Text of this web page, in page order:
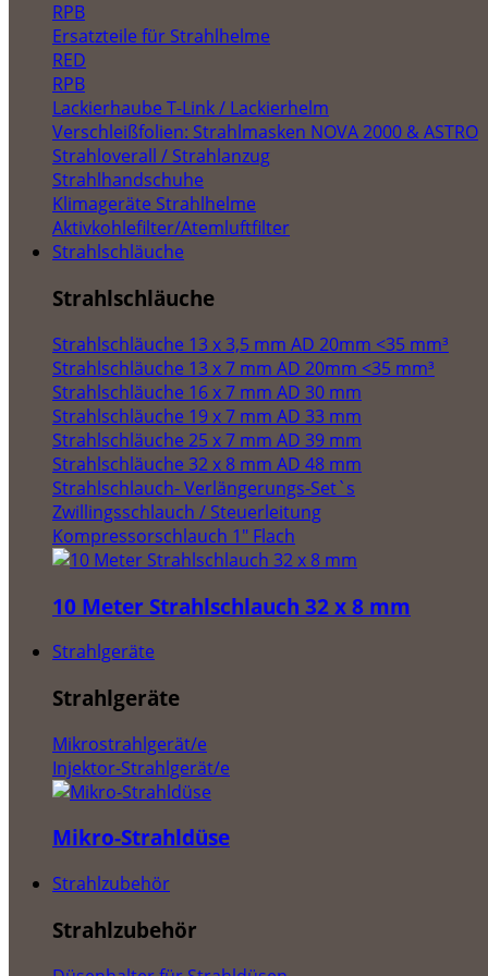
RPB
Ersatzteile für Strahlhelme
RED
RPB
Lackierhaube T-Link / Lackierhelm
Verschleißfolien: Strahlmasken NOVA 2000 & ASTRO
Strahloverall / Strahlanzug
Strahlhandschuhe
Klimageräte Strahlhelme
Aktivkohlefilter/Atemluftfilter
Strahlschläuche
Strahlschläuche
Strahlschläuche 13 x 3,5 mm AD 20mm <35 mm³
Strahlschläuche 13 x 7 mm AD 20mm <35 mm³
Strahlschläuche 16 x 7 mm AD 30 mm
Strahlschläuche 19 x 7 mm AD 33 mm
Strahlschläuche 25 x 7 mm AD 39 mm
Strahlschläuche 32 x 8 mm AD 48 mm
Strahlschlauch- Verlängerungs-Set`s
Zwillingsschlauch / Steuerleitung
Kompressorschlauch 1" Flach
10 Meter Strahlschlauch 32 x 8 mm
Strahlgeräte
Strahlgeräte
Mikrostrahlgerät/e
Injektor-Strahlgerät/e
Mikro-Strahldüse
Strahlzubehör
Strahlzubehör